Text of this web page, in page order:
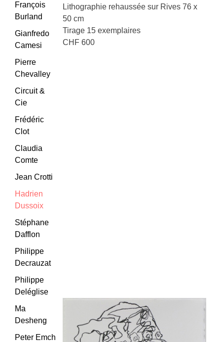
Lithographie rehaussée sur Rives 76 x
50 cm
Tirage 15 exemplaires
CHF 600
François
Burland
Gianfredo
Camesi
Pierre
Chevalley
Circuit &
Cie
Frédéric
Clot
Claudia
Comte
Jean Crotti
Hadrien
Dussoix
Stéphane
Dafflon
Philippe
Decrauzat
Philippe
Deléglise
Ma
Desheng
Peter Emch